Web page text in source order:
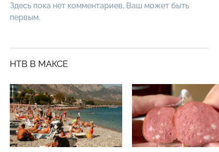
Здесь пока нет комментариев, Ваш может быть
первым.
НТВ В МАКСЕ